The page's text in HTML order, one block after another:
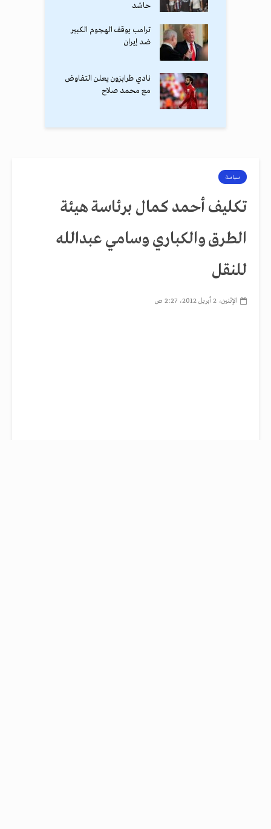
حاشد
ترامب يوقف الهجوم الكبير
ضد إيران
نادي طرابزون يعلن التفاوض
مع محمد صلاح
سياسة
تكليف أحمد كمال برئاسة هيئة
الطرق والكباري وسامي عبدالله
للنقل
الإثنين، 2 أبريل 2012، 2:27 ص